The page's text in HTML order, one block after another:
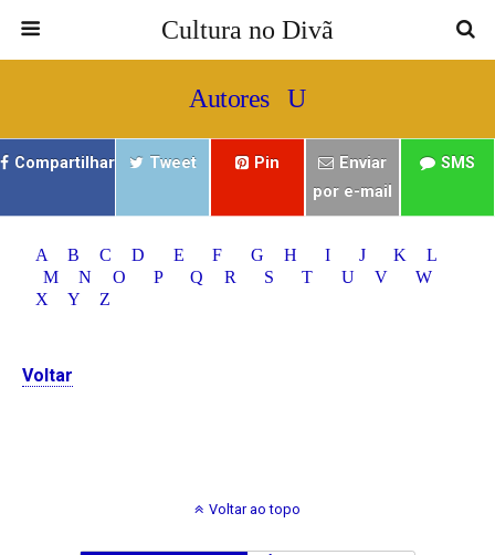
Cultura no Divã
Autores U
Compartilhar Tweet Pin
Enviar
por e-mail
SMS
A B C D E F G H I J K
L
M
N O P Q R S T U V
W
X
Y Z
Voltar
Voltar ao topo